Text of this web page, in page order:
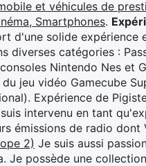
et véhicules de
Smartphones.
d'une solide expérience
diverses catégories :
Nintendo Nes et
jeu vidéo Gamecube
Expérience de
intervenu en tant
émissions de radio dont
2) Je suis aussi
Je possède une